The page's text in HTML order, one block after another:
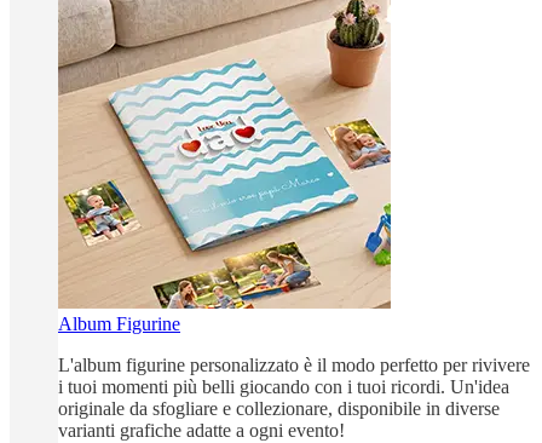
Album Figurine
L'album figurine personalizzato è il modo perfetto per rivivere
i tuoi momenti più belli giocando con i tuoi ricordi. Un'idea
originale da sfogliare e collezionare, disponibile in diverse
varianti grafiche adatte a ogni evento!